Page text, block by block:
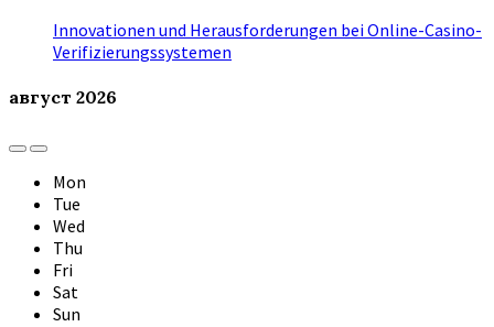
Innovationen und Herausforderungen bei Online-Casino-
Verifizierungssystemen
август 2026
Previous
Month
Next
Month
Mon
Tue
Wed
Thu
Fri
Sat
Sun